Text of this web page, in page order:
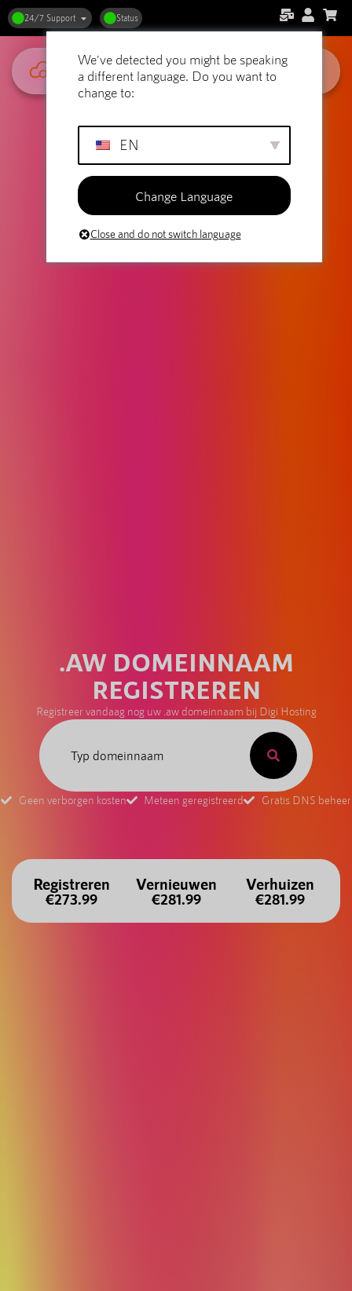
24/7 Support Status
.AW DOMEINNAAM
REGISTREREN
Registreer vandaag nog uw .aw domeinnaam bij Digi Hosting
Geen verborgen kosten Meteen geregistreerd Gratis DNS beheer
Registreren
€273.99
Vernieuwen
€281.99
Verhuizen
€281.99
We've detected you might be speaking
a different language. Do you want to
change to:
EN
Change Language
Close and do not switch language